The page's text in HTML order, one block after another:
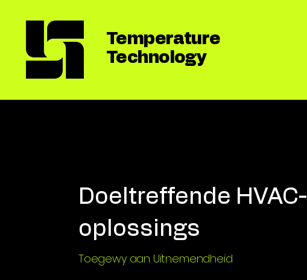
Temperature
Technology
Doeltreffende HVAC-
oplossings
Toegewy aan Uitnemendheid